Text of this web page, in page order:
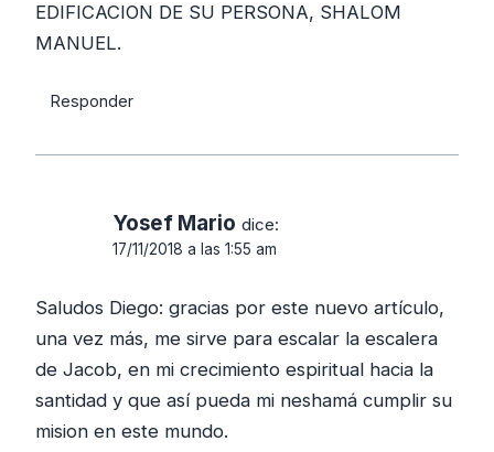
EDIFICACION DE SU PERSONA, SHALOM
MANUEL.
Responder
Yosef Mario dice:
17/11/2018 a las 1:55 am
Saludos Diego: gracias por este nuevo artículo,
una vez más, me sirve para escalar la escalera
de Jacob, en mi crecimiento espiritual hacia la
santidad y que así pueda mi neshamá cumplir su
mision en este mundo.